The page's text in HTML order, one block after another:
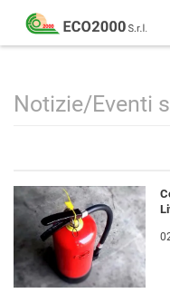
Eco
2000
Formazione
consulenza
sul
lavoro
–
D.Lgs
81/08
Notizie/Eventi